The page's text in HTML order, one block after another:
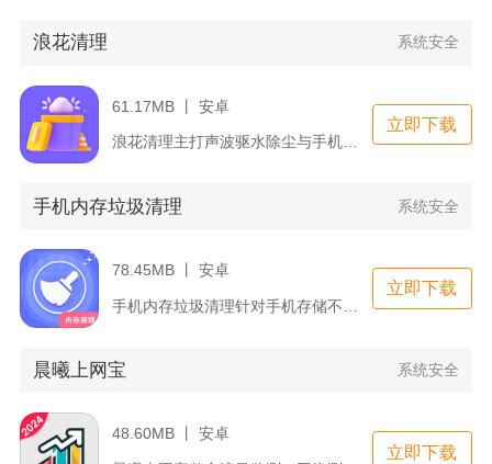
浪花清理 系统安全
61.17MB 丨 安卓
浪花清理主打声波驱水除尘与手机存储空间一体化清理，聚焦手机听...
立即下载
手机内存垃圾清理 系统安全
78.45MB 丨 安卓
立即下载
晨曦上网宝 系统安全
48.60MB 丨 安卓
立即下载